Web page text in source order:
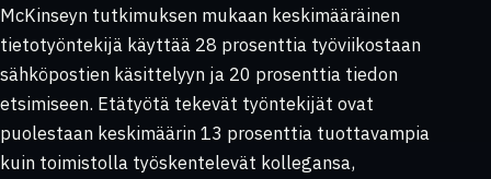
McKinseyn tutkimuksen mukaan keskimääräinen
tietotyöntekijä käyttää 28 prosenttia työviikostaan
sähköpostien käsittelyyn ja 20 prosenttia tiedon
etsimiseen. Etätyötä tekevät työntekijät ovat
puolestaan keskimäärin 13 prosenttia tuottavampia
kuin toimistolla työskentelevät kollegansa,